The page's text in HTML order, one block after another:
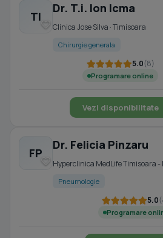
TI
Dr. T.i. Ion Icma
Clinica Jose Silva · Timisoara
Chirurgie generala
5.0(8)
Programare online
Vezi disponibilitate
FP
Dr. Felicia Pinzaru
Hyperclinica MedLife Timisoara -
Pneumologie
5.0
Programare